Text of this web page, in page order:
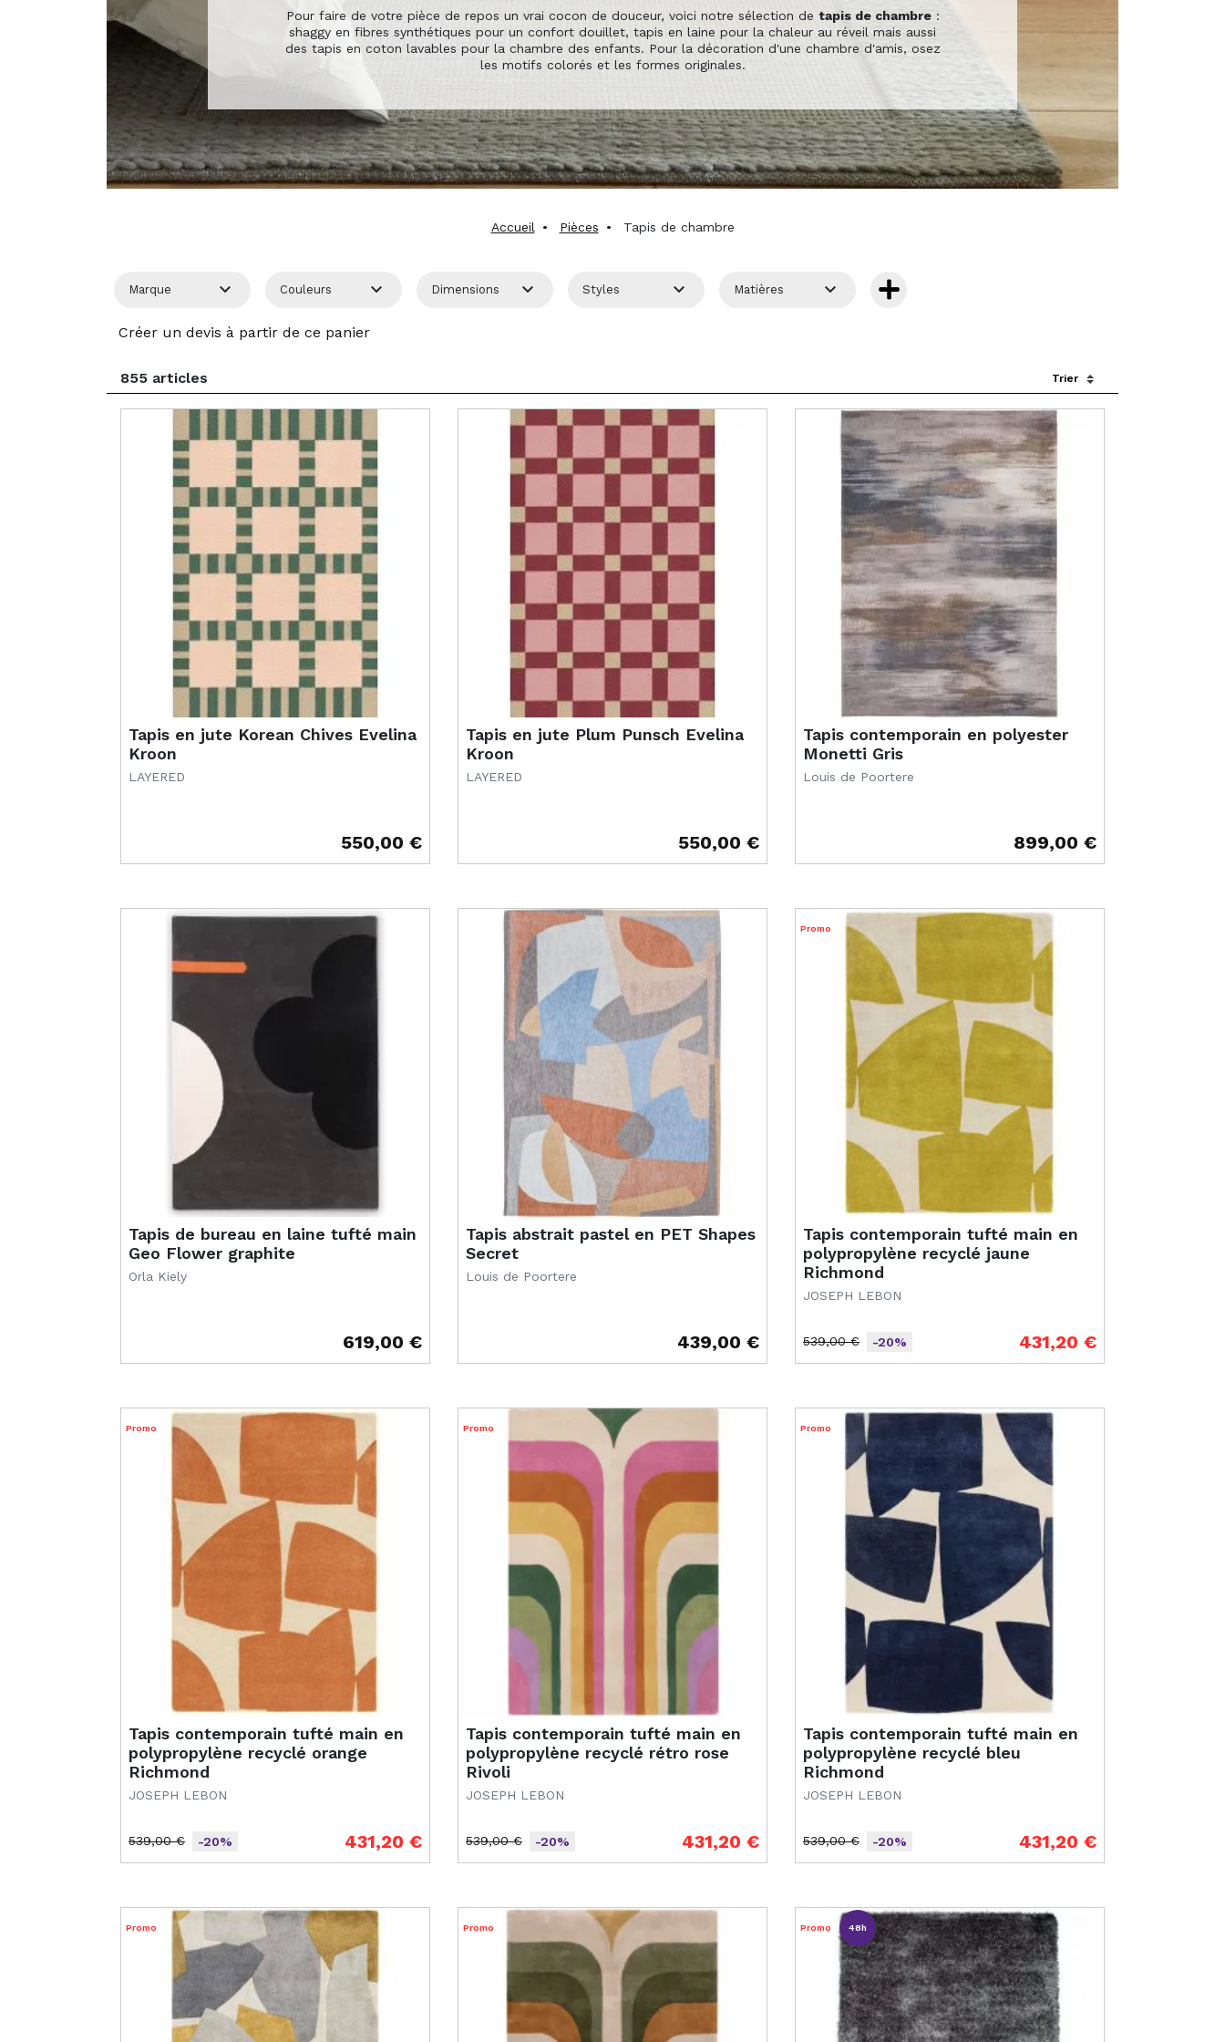
Tapis d'extérieur Tapis ethniques Tapis cocooning
Rose poudré
Orange
Rose
COINS ANTI-GLISSE, PRODUITS D'ENTRETIEN ET ACCESSOIRES
COINS ANTI-GLISSE, PRODUITS D'ENTRETIEN ET ACCESSOIRES
Tapis d'extérieur Tapis ethniques Tapis cocooning
Rose poudré
Orange
Rose
COINS ANTI-GLISSE, PRODUITS D'ENTRETIEN ET ACCESSOIRES
COINS ANTI-GLISSE, PRODUITS D'ENTRETIEN ET ACCESSOIRES
Pour faire de votre pièce de repos un vrai cocon de douceur, voici notre sélection de tapis de chambre:
shaggy en fibres synthétiques pour un confort douillet, tapis en laine pour la chaleur au réveil mais aussi
des tapis en coton lavables pour la chambre des enfants. Pour la décoration d'une chambre d'amis, osez
les motifs colorés et les formes originales.
Accueil Pièces Tapis de chambre
Marque  Couleurs  Dimensions  Styles  Matières 
Créer un devis à partir de ce panier
855 articles Sort by:
Tapis en jute Korean Chives Evelina
Kroon
LAYERED
550,00 €
Tapis en jute Plum Punsch Evelina
Kroon
LAYERED
550,00 €
Tapis contemporain en polyester
Monetti Gris
Louis de Poortere
899,00 €
Tapis de bureau en laine tufté main
Geo Flower graphite
Orla Kiely
619,00 €
Tapis abstrait pastel en PET Shapes
Secret
Louis de Poortere
439,00 €
Tapis contemporain tufté main en
polypropylène recyclé jaune
Richmond
JOSEPH LEBON
Prix de base
539,00 €
Prix -20% 431,20 €
Promo
Tapis contemporain tufté main en
polypropylène recyclé orange
Richmond
JOSEPH LEBON
Prix de base
539,00 €
Prix -20% 431,20 €
Promo
Tapis contemporain tufté main en
polypropylène recyclé rétro rose
Rivoli
JOSEPH LEBON
Prix de base
539,00 €
Prix -20% 431,20 €
Promo
Tapis contemporain tufté main en
polypropylène recyclé bleu
Richmond
JOSEPH LEBON
Prix de base
539,00 €
Prix -20% 431,20 €
Promo
Promo Promo Promo 48h